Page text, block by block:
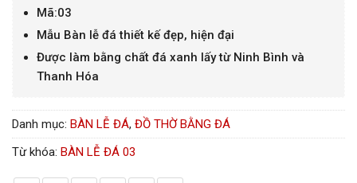
Mã:03
Mẫu Bàn lễ đá thiết kế đẹp, hiện đại
Được làm bằng chất đá xanh lấy từ Ninh Bình và
Thanh Hóa
Danh mục: BÀN LỄ ĐÁ, ĐỒ THỜ BẰNG ĐÁ
Từ khóa: BÀN LỄ ĐÁ 03